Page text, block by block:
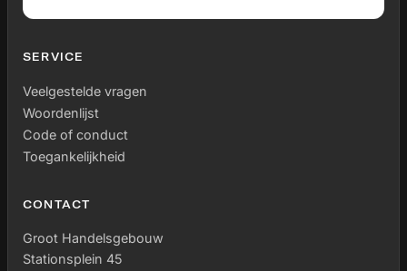
SERVICE
Veelgestelde vragen
Woordenlijst
Code of conduct
Toegankelijkheid
CONTACT
Groot Handelsgebouw
Stationsplein 45